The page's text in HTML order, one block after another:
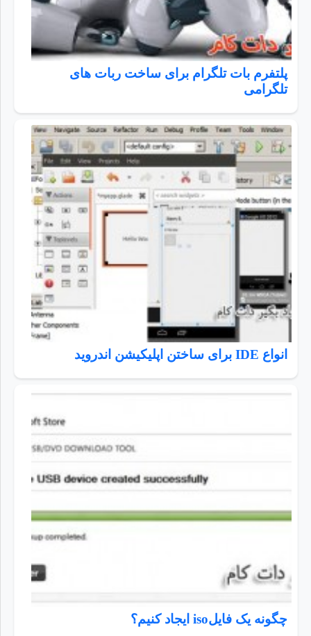
پلتفرم بات تلگرام برای ساخت ربات های
تلگرامی
انواع IDE برای ساختن اپلیکیشن اندروید
چگونه یک فایلiso ایجاد کنیم؟